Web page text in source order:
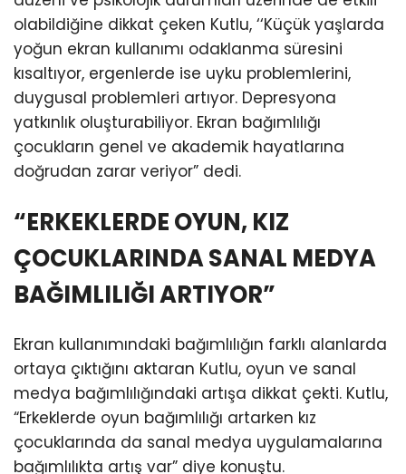
olabildiğine dikkat çeken Kutlu, ‘‘Küçük yaşlarda
yoğun ekran kullanımı odaklanma süresini
kısaltıyor, ergenlerde ise uyku problemlerini,
duygusal problemleri artıyor. Depresyona
yatkınlık oluşturabiliyor. Ekran bağımlılığı
çocukların genel ve akademik hayatlarına
doğrudan zarar veriyor” dedi.
“ERKEKLERDE OYUN, KIZ
ÇOCUKLARINDA SANAL MEDYA
BAĞIMLILIĞI ARTIYOR”
Ekran kullanımındaki bağımlılığın farklı alanlarda
ortaya çıktığını aktaran Kutlu, oyun ve sanal
medya bağımlılığındaki artışa dikkat çekti. Kutlu,
“Erkeklerde oyun bağımlılığı artarken kız
çocuklarında da sanal medya uygulamalarına
bağımlılıkta artış var” diye konuştu.